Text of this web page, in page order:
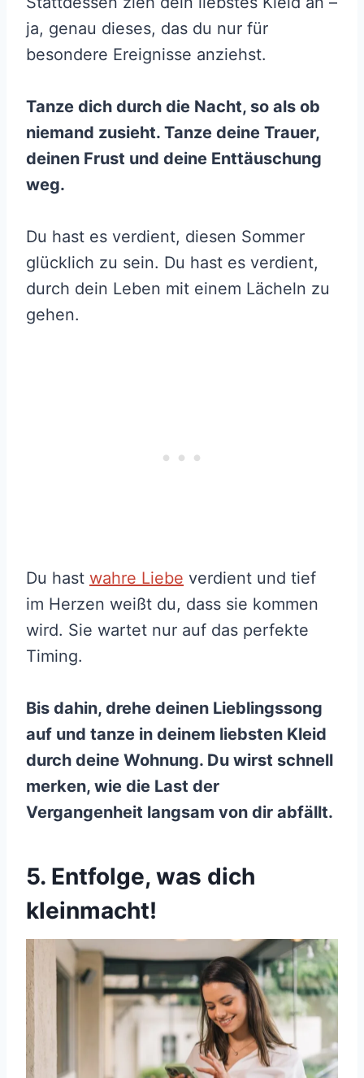
ja, genau dieses, das du nur für
besondere Ereignisse anziehst.
Tanze dich durch die Nacht, so als ob
niemand zusieht. Tanze deine Trauer,
deinen Frust und deine Enttäuschung
weg.
Du hast es verdient, diesen Sommer
glücklich zu sein. Du hast es verdient,
durch dein Leben mit einem Lächeln zu
gehen.
Du hast wahre Liebe verdient und tief
im Herzen weißt du, dass sie kommen
wird. Sie wartet nur auf das perfekte
Timing.
Bis dahin, drehe deinen Lieblingssong
auf und tanze in deinem liebsten Kleid
durch deine Wohnung. Du wirst schnell
merken, wie die Last der
Vergangenheit langsam von dir abfällt.
5. Entfolge, was dich
kleinmacht!